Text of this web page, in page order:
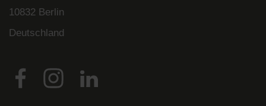
10832 Berlin
Deutschland